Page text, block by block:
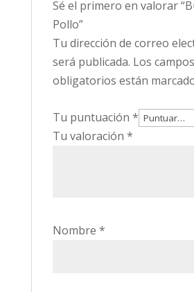
Sé el primero en valorar
Pollo”
Tu dirección de correo
será publicada. Los campos
obligatorios están
Tu puntuación *
Tu valoración *
Nombre *